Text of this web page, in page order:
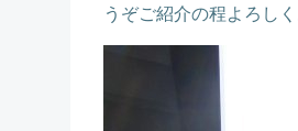
うぞご紹介の程よろし